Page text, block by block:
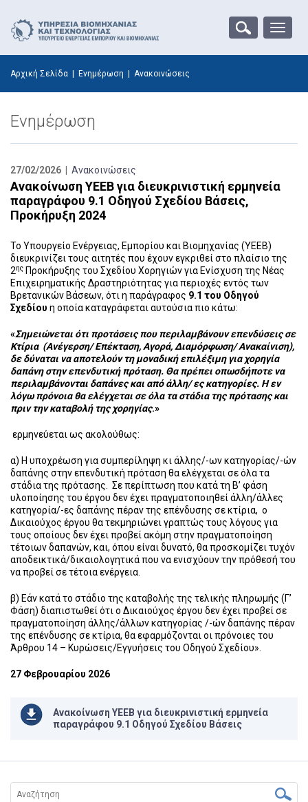
Toggle
Αρχική Σελίδα Ενημέρωση Ανακοινώσεις
Ενημέρωση
27/02/2026 | Ανακοινώσεις
Ανακοίνωση ΥΕΕΒ για διευκρινιστική ερμηνεία
παραγράφου 9.1 Οδηγού Σχεδίου Βάσεις,
Προκήρυξη 2024‎
Το Υπουργείο Ενέργειας, Εμπορίου και Βιομηχανίας (ΥΕΕΒ)
διευκρινίζει τους αιτητές που έχουν εγκριθεί στο πλαίσιο της
2ης Προκήρυξης του Σχεδίου Χορηγιών για Ενίσχυση της Νέας
Επιχειρηματικής Δραστηριότητας για περιοχές εντός των
Βρετανικών Βάσεων, ότι η παράγραφος 9.1 του Οδηγού
Σχεδίου η οποία καταγράφεται αυτούσια πιο κάτω:
«Σημειώνεται ότι προτάσεις που περιλαμβάνουν επενδύσεις σε
Κτίρια (Ανέγερση/ Επέκταση, Αγορά, Διαμόρφωση/ Ανακαίνιση),
δε δύναται να αποτελούν τη μοναδική επιλέξιμη για χορηγία
δαπάνη στην επενδυτική πρόταση. Θα πρέπει οπωσδήποτε να
περιλαμβάνονται δαπάνες και από άλλη/ ες κατηγορίες. Η εν
λόγω πρόνοια θα ελέγχεται σε όλα τα στάδια της πρότασης και
πριν την καταβολή της χορηγίας.»
ερμηνεύεται ως ακολούθως:
α) Η υποχρέωση για συμπερίληψη κι άλλης/-ων κατηγορίας/-ών
δαπάνης στην επενδυτική πρόταση θα ελέγχεται σε όλα τα
στάδια της πρότασης. Σε περίπτωση που κατά τη Β’ φάση
υλοποίησης του έργου δεν έχει πραγματοποιηθεί άλλη/άλλες
κατηγορία/-ες δαπάνης πέραν της επένδυσης σε κτίρια, ο
Δικαιούχος έργου θα τεκμηριώνει γραπτώς τους λόγους για
τους οποίους δεν έχει προβεί ακόμη στην πραγματοποίηση
τέτοιων δαπανών, και, όπου είναι δυνατό, θα προσκομίζει τυχόν
αποδεικτικά/δικαιολογητικά που να ενισχύουν την πρόθεσή του
να προβεί σε τέτοια ενέργεια.
β) Εάν κατά το στάδιο της καταβολής της τελικής πληρωμής (Γ’
Φάση) διαπιστωθεί ότι ο Δικαιούχος έργου δεν έχει προβεί σε
πραγματοποίηση άλλης/άλλων κατηγορίας /-ών δαπάνης πέραν
της επένδυσης σε κτίρια, θα εφαρμόζονται οι πρόνοιες του
Άρθρου 14 – Κυρώσεις/Εγγυήσεις του Οδηγού Σχεδίου».
27 Φεβρουαρίου 2026
Ανακοίνωση ΥΕΕΒ για διευκρινιστική ερμηνεία
παραγράφου 9.1 Οδηγού Σχεδίου Βάσεις